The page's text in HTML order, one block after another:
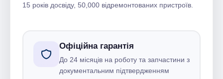
15 років досвіду, 50,000 відремонтованих пристроїв.
Офіційна гарантія
До 24 місяців на роботу та запчастини з
документальним підтвердженням